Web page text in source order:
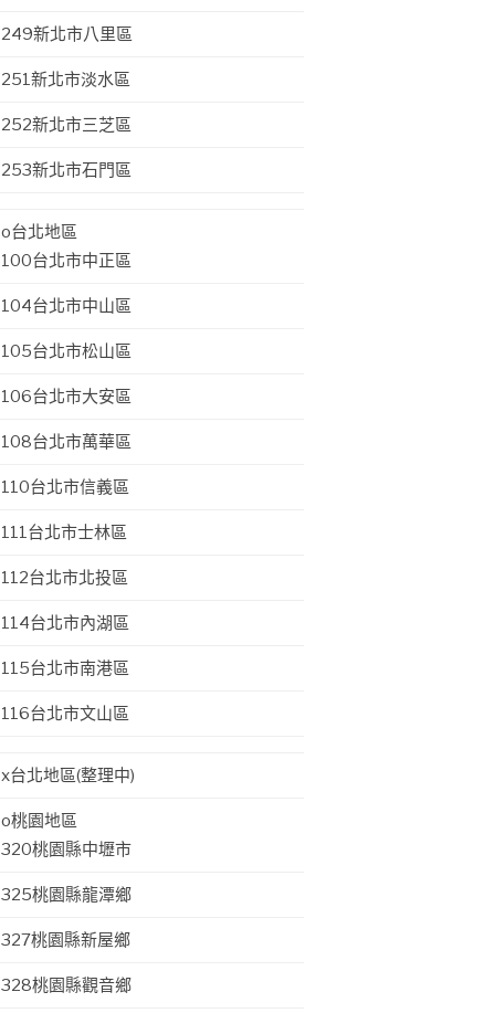
249新北市八里區
251新北市淡水區
252新北市三芝區
253新北市石門區
o台北地區
100台北市中正區
104台北市中山區
105台北市松山區
106台北市大安區
108台北市萬華區
110台北市信義區
111台北市士林區
112台北市北投區
114台北市內湖區
115台北市南港區
116台北市文山區
x台北地區(整理中)
o桃園地區
320桃園縣中壢市
325桃園縣龍潭鄉
327桃園縣新屋鄉
328桃園縣觀音鄉